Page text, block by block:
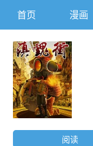
首页 漫画
阅读